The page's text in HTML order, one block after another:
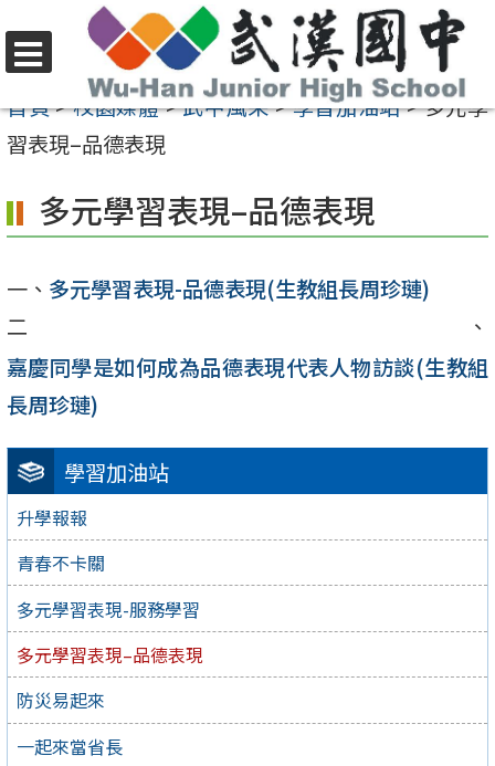
至
要
容
區
選
單
首頁>校園媒體>武中風采>學習加油站>多元學
習表現–品德表現
學習加油站
升學報報
青春不卡關
多元學習表現-服務學習
多元學習表現–品德表現
防災易起來
一起來當省長
多元學習表現–品德表現
一、 多元學習表現-品德表現(生教組長周珍璉)
二、
嘉慶同學是如何成為品德表現代表人物訪談(生教組
長周珍璉)